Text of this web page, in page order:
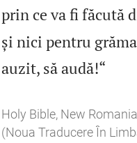
prin ce va fi făcută
și nici pentru
auzit, să audă!“
Holy Bible, New
(Noua Traducere În